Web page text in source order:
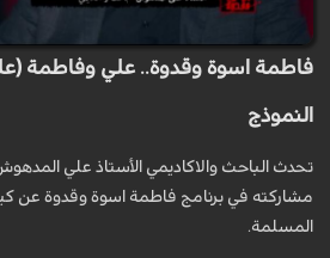
فاطمة اسوة وقدوة.. علي وفاطمة
النموذج
تحدث الباحث والاكاديمي الأستاذ علي
مشاركته في برنامج فاطمة اسوة وقدوة عن
المسلمة.